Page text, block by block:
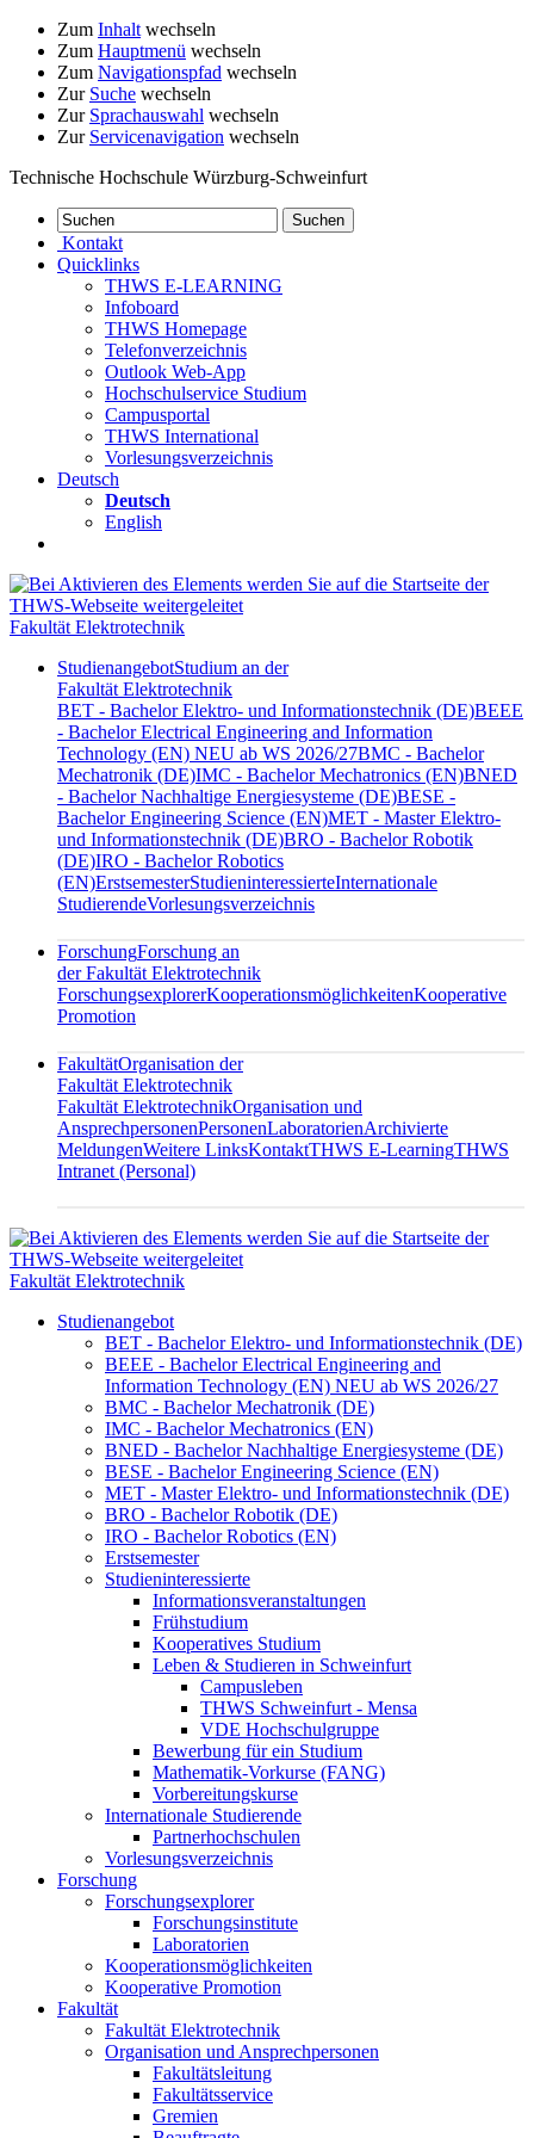
Zum Inhalt wechseln
Zum Hauptmenü wechseln
Zum Navigationspfad wechseln
Zur Suche wechseln
Zur Sprachauswahl wechseln
Zur Servicenavigation wechseln
Technische Hochschule Würzburg-Schweinfurt
Kontakt
Quicklinks
THWS E-LEARNING
Infoboard
THWS Homepage
Telefonverzeichnis
Outlook Web-App
Hochschulservice Studium
Campusportal
THWS International
Vorlesungsverzeichnis
Deutsch
Deutsch
English
Fakultät Elektrotechnik
StudienangebotStudium an der
Fakultät Elektrotechnik
BET - Bachelor Elektro- und Informationstechnik (DE)BEEE
- Bachelor Electrical Engineering and Information
Technology (EN) NEU ab WS 2026/27BMC - Bachelor
Mechatronik (DE)IMC - Bachelor Mechatronics (EN)BNED
- Bachelor Nachhaltige Energiesysteme (DE)BESE -
Bachelor Engineering Science (EN)MET - Master Elektro-
und Informationstechnik (DE)BRO - Bachelor Robotik
(DE)IRO - Bachelor Robotics
(EN)ErstsemesterStudieninteressierteInternationale
StudierendeVorlesungsverzeichnis
ForschungForschung an
der Fakultät Elektrotechnik
ForschungsexplorerKooperationsmöglichkeitenKooperative
Promotion
FakultätOrganisation der
Fakultät Elektrotechnik
Fakultät ElektrotechnikOrganisation und
AnsprechpersonenPersonenLaboratorienArchivierte
MeldungenWeitere LinksKontaktTHWS E-LearningTHWS
Intranet (Personal)
Fakultät Elektrotechnik
Studienangebot
BET - Bachelor Elektro- und Informationstechnik (DE)
BEEE - Bachelor Electrical Engineering and
Information Technology (EN) NEU ab WS 2026/27
BMC - Bachelor Mechatronik (DE)
IMC - Bachelor Mechatronics (EN)
BNED - Bachelor Nachhaltige Energiesysteme (DE)
BESE - Bachelor Engineering Science (EN)
MET - Master Elektro- und Informationstechnik (DE)
BRO - Bachelor Robotik (DE)
IRO - Bachelor Robotics (EN)
Erstsemester
Studieninteressierte
Informationsveranstaltungen
Frühstudium
Kooperatives Studium
Leben & Studieren in Schweinfurt
Campusleben
THWS Schweinfurt - Mensa
VDE Hochschulgruppe
Bewerbung für ein Studium
Mathematik-Vorkurse (FANG)
Vorbereitungskurse
Internationale Studierende
Partnerhochschulen
Vorlesungsverzeichnis
Forschung
Forschungsexplorer
Forschungsinstitute
Laboratorien
Kooperationsmöglichkeiten
Kooperative Promotion
Fakultät
Fakultät Elektrotechnik
Organisation und Ansprechpersonen
Fakultätsleitung
Fakultätsservice
Gremien